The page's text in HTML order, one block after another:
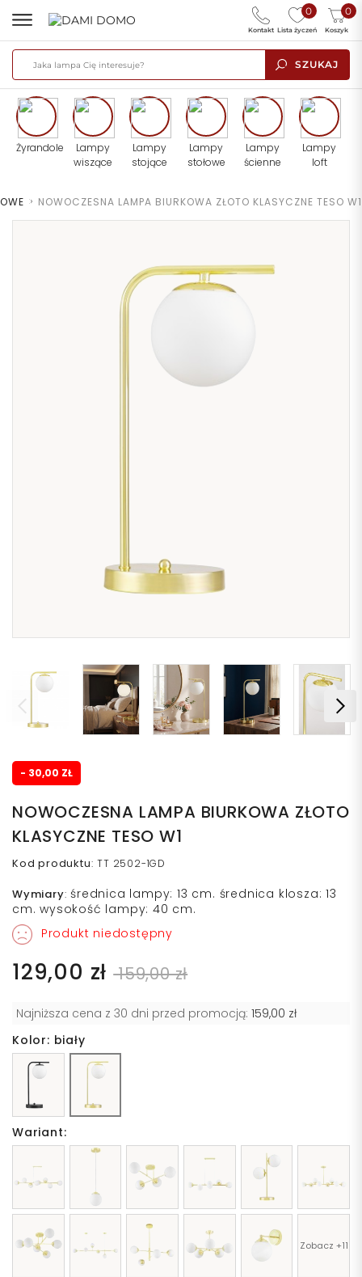
SZUKAJ
0
Lista życzeń
0
Koszyk
Kontakt
Żyrandole
Lampy
wiszące
Lampy
stojące
Lampy
stołowe
Lampy
ścienne
Lampy
loft
> NOWOCZESNA LAMPA BIURKOWA ZŁOTO KLASYCZNE TESO W1
- 30,00 ZŁ
NOWOCZESNA LAMPA BIURKOWA ZŁOTO
KLASYCZNE TESO W1
Kod produktu:TT 2502-1GD
Wymiary: średnica lampy: 13 cm. średnica klosza: 13
cm. wysokość lampy: 40 cm.
Produkt niedostępny
129,00 zł 159,00 zł
Najniższa cena z 30 dni przed promocją: 159,00 zł
Kolor: biały
Wariant:
Zobacz +11